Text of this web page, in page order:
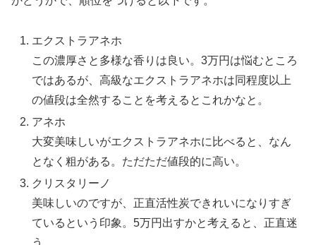
エクストラアネホ
この濃厚さと多様な香りは良い。3万円は悩むところ
ではあるが、高級なエクストラアネホは同程度以上
の値段は全然することを考えるとこれかなと。
アネホ
大変美味しいがエクストラアネホに比べると、なん
となく粗がある。ただただ値段的に高い。
クリスタリーノ
美味しいのですが、正直活性炭できれいになりすぎ
ているという印象。5万円出すかと考えると、正直迷
う。